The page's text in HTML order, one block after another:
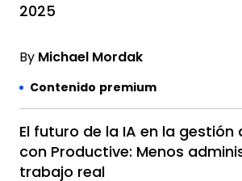
2025
By Michael Mordak
Contenido premium
El futuro de la IA en la gestión
con Productive: Menos
trabajo real